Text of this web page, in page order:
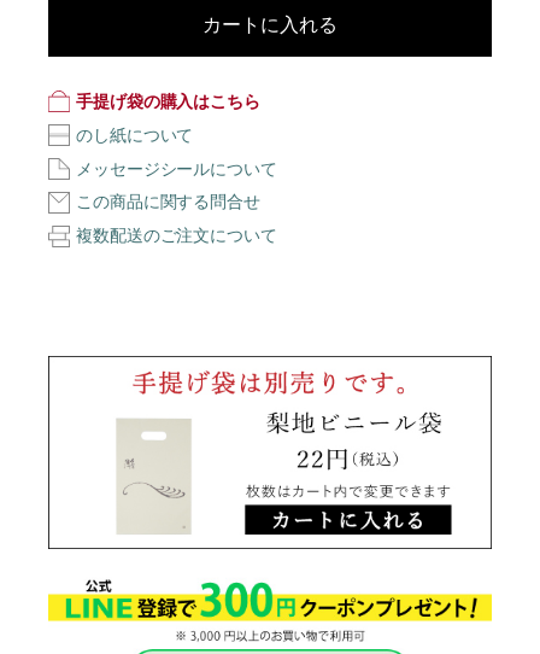
カートに入れる
手提げ袋の購入はこちら
のし紙について
メッセージシールについて
この商品に関する問合せ
複数配送のご注文について